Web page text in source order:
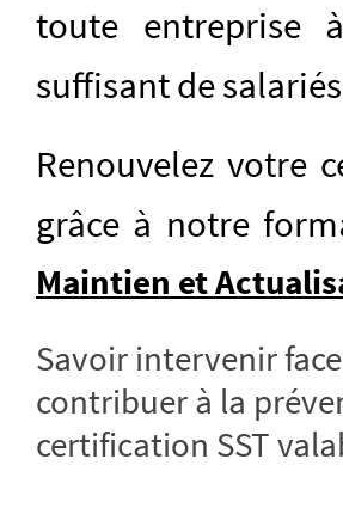
toute entreprise
suffisant de
Renouvelez votre
grâce à notre
Maintien et
Savoir intervenir
contribuer à la
certification SST